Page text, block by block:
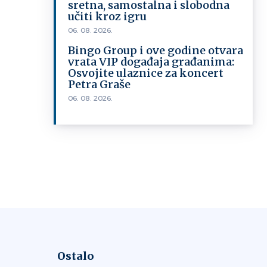
sretna, samostalna i slobodna
učiti kroz igru
06. 08. 2026.
Bingo Group i ove godine otvara
vrata VIP događaja građanima:
Osvojite ulaznice za koncert
Petra Graše
06. 08. 2026.
Ostalo